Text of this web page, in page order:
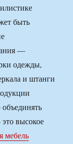
быть
—
одежды,
и штанги
высокое
мебель